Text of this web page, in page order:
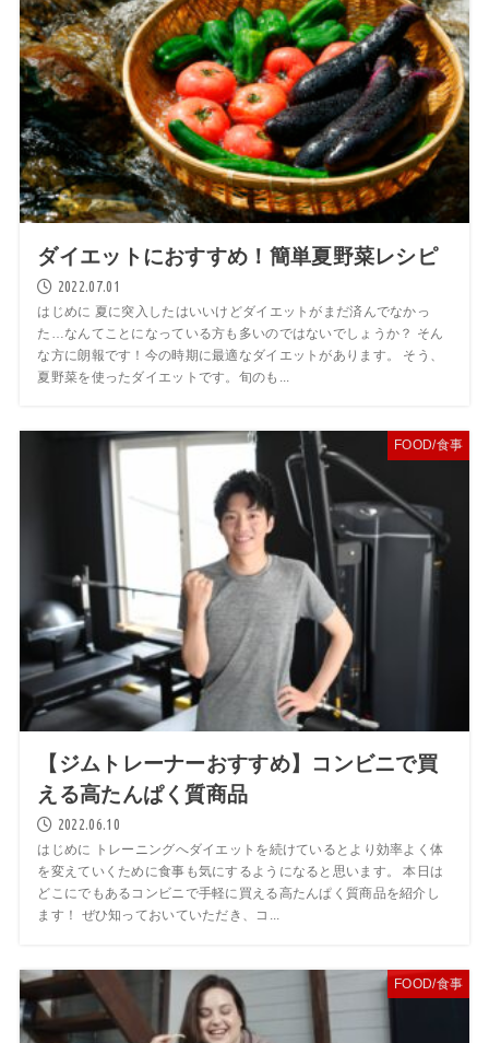
ダイエットにおすすめ！簡単夏野菜レシピ
2022.07.01
はじめに 夏に突入したはいいけどダイエットがまだ済んでなかっ
た…なんてことになっている方も多いのではないでしょうか？ そん
な方に朗報です！今の時期に最適なダイエットがあります。 そう、
夏野菜を使ったダイエットです。旬のも...
FOOD/食事
【ジムトレーナーおすすめ】コンビニで買
える高たんぱく質商品
2022.06.10
はじめに トレーニングへダイエットを続けているとより効率よく体
を変えていくために食事も気にするようになると思います。 本日は
どこにでもあるコンビニで手軽に買える高たんぱく質商品を紹介し
ます！ ぜひ知っておいていただき、コ...
FOOD/食事